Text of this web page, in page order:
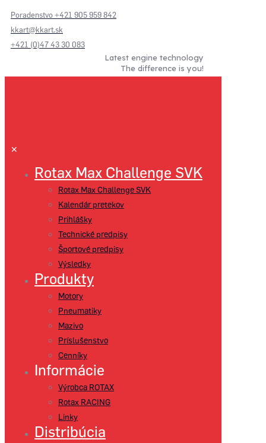
Poradenstvo +421 905 959 842
kkart@kkart.sk
+421 (0)47 43 30 083
Latest engine technology
The difference is you!
✕
Rotax Max Challenge SVK
Rotax Max Challenge SVK
Kalendár pretekov
Prihlášky
Technické predpisy
Športové predpisy
Výsledky
Produkty
Motory
Pneumatiky
Mazivo
Príslušenstvo
Cenníky
Informácie
Výrobca ROTAX
Rotax RACING
Linky
Distribúcia